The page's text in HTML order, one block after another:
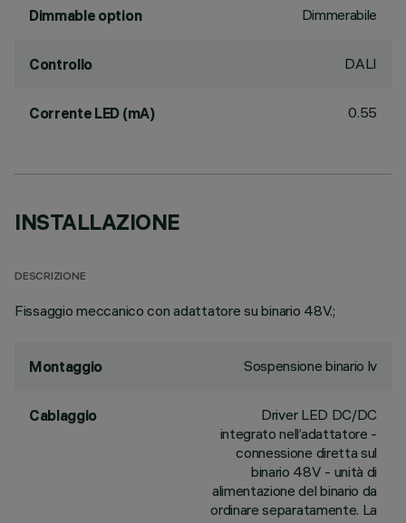
Dimmable option Dimmerabile
Controllo DALI
Corrente LED (mA) 0.55
INSTALLAZIONE
DESCRIZIONE
Fissaggio meccanico con adattatore su binario 48V.;
Montaggio Sospensione binario lv
Cablaggio
Driver LED DC/DC
integrato nell’adattatore -
connessione diretta sul
binario 48V - unità di
alimentazione del binario da
ordinare separatamente. La